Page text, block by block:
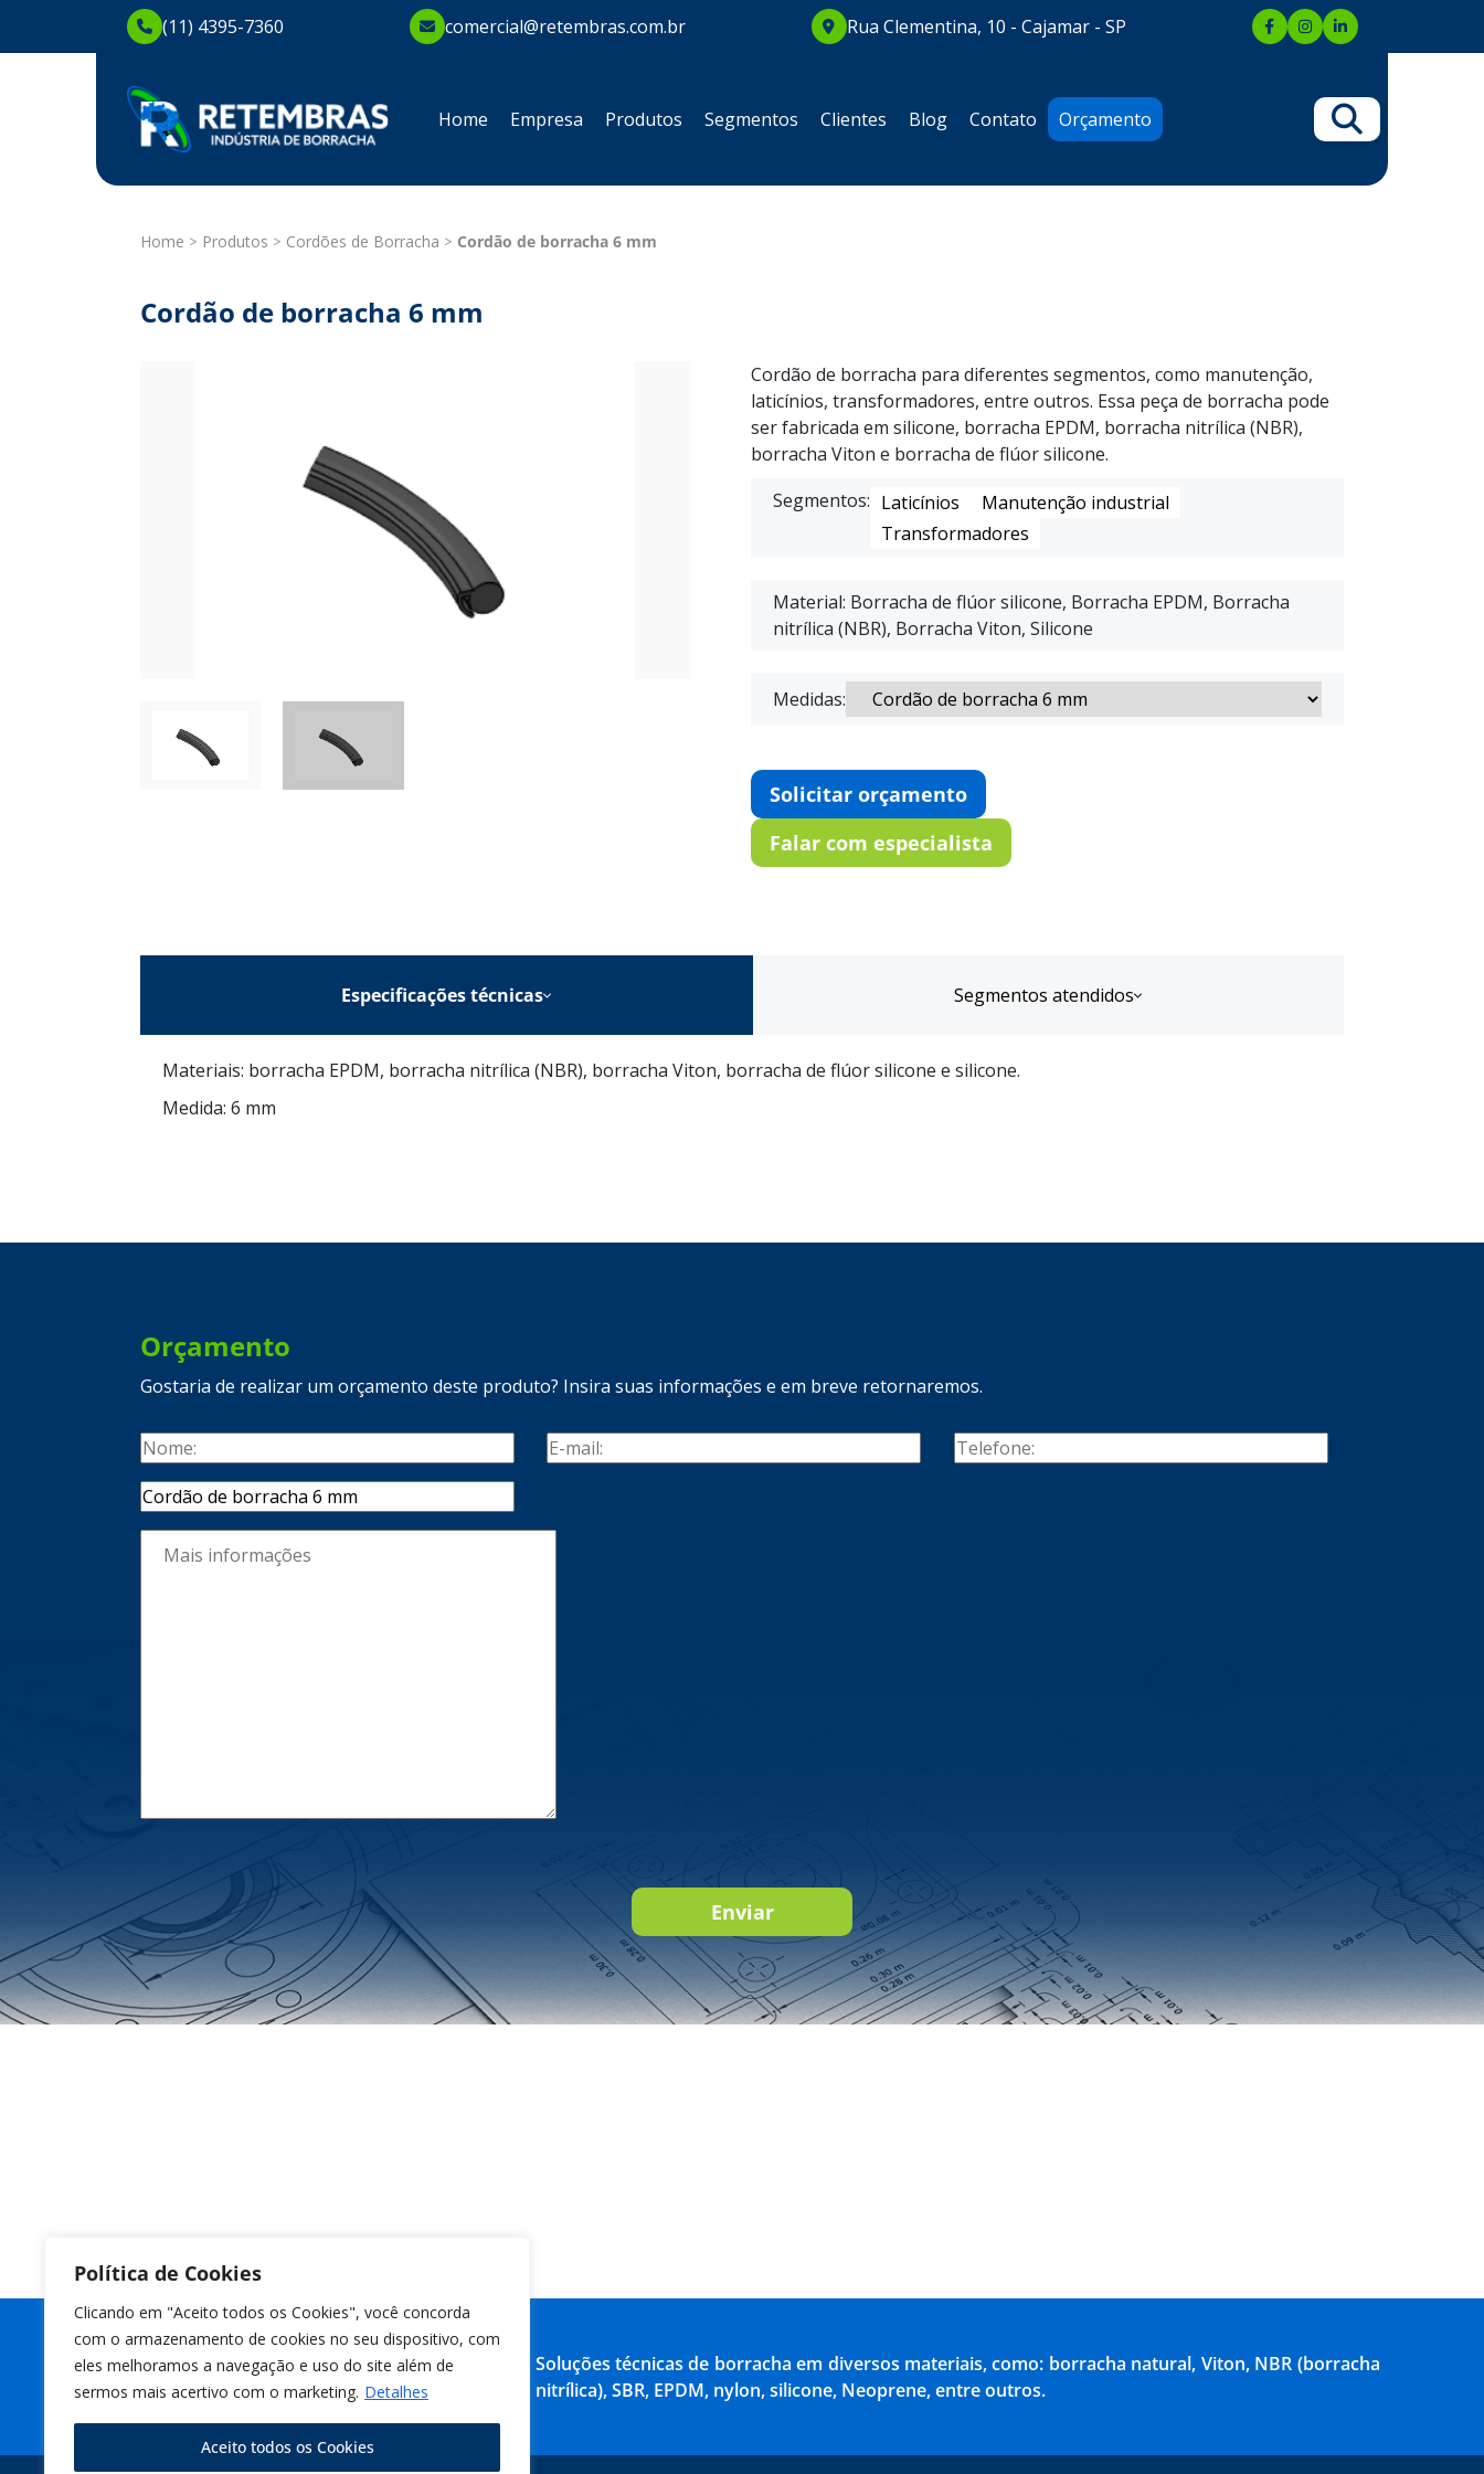
Política de Cookies
Clicando em "Aceito todos os Cookies", você concorda
com o armazenamento de cookies no seu dispositivo, com
eles melhoramos a navegação e uso do site além de
sermos mais acertivo com o marketing. Detalhes
Aceito todos os Cookies
(11) 4395-7360 comercial@retembras.com.br Rua Clementina, 10 - Cajamar - SP
Home Empresa Produtos Segmentos Clientes Blog Contato Orçamento
Home Produtos Cordões de Borracha Cordão de borracha 6 mm
Cordão de borracha 6 mm
Cordão de borracha para diferentes segmentos, como manutenção,
laticínios, transformadores, entre outros. Essa peça de borracha pode
ser fabricada em silicone, borracha EPDM, borracha nitrílica (NBR),
borracha Viton e borracha de flúor silicone.
Segmentos: Laticínios
Manutenção industrial
Transformadores
Material: Borracha de flúor silicone, Borracha EPDM, Borracha
nitrílica (NBR), Borracha Viton, Silicone
Medidas:
Solicitar orçamento
Falar com especialista
Especificações técnicas Segmentos atendidos
Materiais: borracha EPDM, borracha nitrílica (NBR), borracha Viton, borracha de flúor silicone e silicone.
Medida: 6 mm
Orçamento
Gostaria de realizar um orçamento deste produto? Insira suas informações e em breve retornaremos.
Enviar
Soluções técnicas de borracha em diversos materiais, como: borracha natural, Viton, NBR (borracha
nitrílica), SBR, EPDM, nylon, silicone, Neoprene, entre outros.